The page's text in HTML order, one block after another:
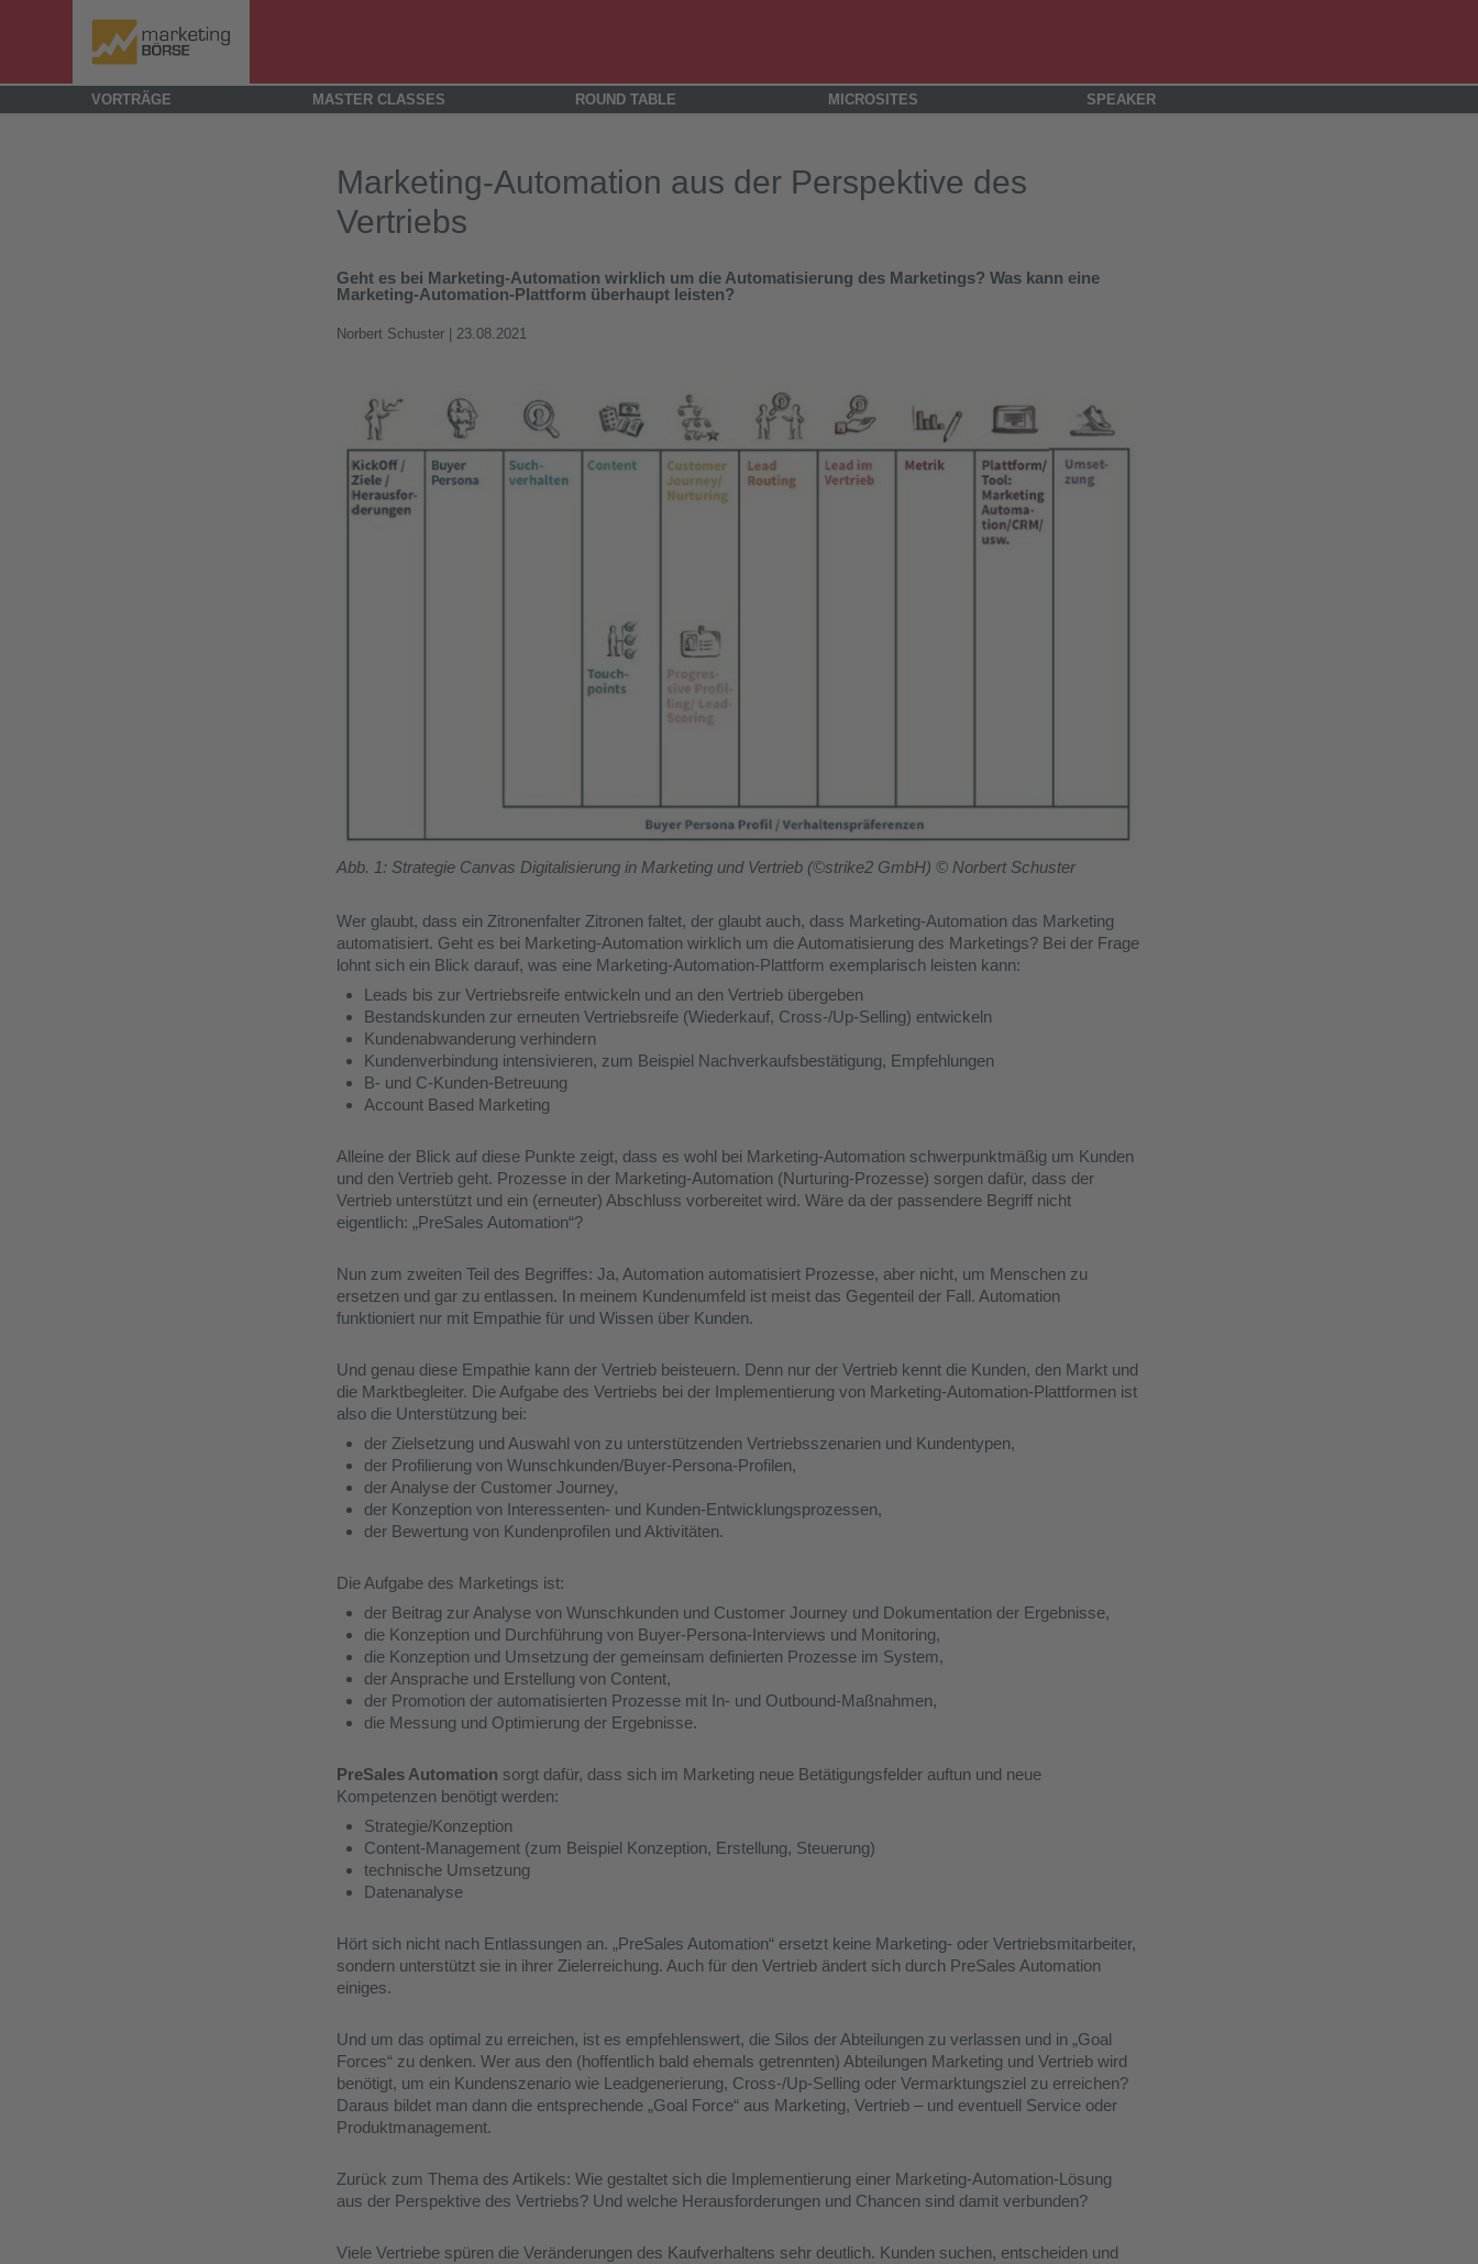
VORTRÄGE MASTER CLASSES ROUND TABLE MICROSITES SPEAKER
Marketing-Automation aus der Perspektive des
Vertriebs
Geht es bei Marketing-Automation wirklich um die Automatisierung des Marketings? Was kann eine
Marketing-Automation-Plattform überhaupt leisten?
Norbert Schuster | 23.08.2021
Abb. 1: Strategie Canvas Digitalisierung in Marketing und Vertrieb (©strike2 GmbH) © Norbert Schuster
Wer glaubt, dass ein Zitronenfalter Zitronen faltet, der glaubt auch, dass Marketing-Automation das Marketing
automatisiert. Geht es bei Marketing-Automation wirklich um die Automatisierung des Marketings? Bei der Frage
lohnt sich ein Blick darauf, was eine Marketing-Automation-Plattform exemplarisch leisten kann:
Leads bis zur Vertriebsreife entwickeln und an den Vertrieb übergeben
Bestandskunden zur erneuten Vertriebsreife (Wiederkauf, Cross-/Up-Selling) entwickeln
Kundenabwanderung verhindern
Kundenverbindung intensivieren, zum Beispiel Nachverkaufsbestätigung, Empfehlungen
B- und C-Kunden-Betreuung
Account Based Marketing
Alleine der Blick auf diese Punkte zeigt, dass es wohl bei Marketing-Automation schwerpunktmäßig um Kunden
und den Vertrieb geht. Prozesse in der Marketing-Automation (Nurturing-Prozesse) sorgen dafür, dass der
Vertrieb unterstützt und ein (erneuter) Abschluss vorbereitet wird. Wäre da der passendere Begriff nicht
eigentlich: „PreSales Automation“?
Nun zum zweiten Teil des Begriffes: Ja, Automation automatisiert Prozesse, aber nicht, um Menschen zu
ersetzen und gar zu entlassen. In meinem Kundenumfeld ist meist das Gegenteil der Fall. Automation
funktioniert nur mit Empathie für und Wissen über Kunden.
Und genau diese Empathie kann der Vertrieb beisteuern. Denn nur der Vertrieb kennt die Kunden, den Markt und
die Marktbegleiter. Die Aufgabe des Vertriebs bei der Implementierung von Marketing-Automation-Plattformen ist
also die Unterstützung bei:
der Zielsetzung und Auswahl von zu unterstützenden Vertriebsszenarien und Kundentypen,
der Profilierung von Wunschkunden/Buyer-Persona-Profilen,
der Analyse der Customer Journey,
der Konzeption von Interessenten- und Kunden-Entwicklungsprozessen,
der Bewertung von Kundenprofilen und Aktivitäten.
Die Aufgabe des Marketings ist:
der Beitrag zur Analyse von Wunschkunden und Customer Journey und Dokumentation der Ergebnisse,
die Konzeption und Durchführung von Buyer-Persona-Interviews und Monitoring,
die Konzeption und Umsetzung der gemeinsam definierten Prozesse im System,
der Ansprache und Erstellung von Content,
der Promotion der automatisierten Prozesse mit In- und Outbound-Maßnahmen,
die Messung und Optimierung der Ergebnisse.
PreSales Automation sorgt dafür, dass sich im Marketing neue Betätigungsfelder auftun und neue
Kompetenzen benötigt werden:
Strategie/Konzeption
Content-Management (zum Beispiel Konzeption, Erstellung, Steuerung)
technische Umsetzung
Datenanalyse
Hört sich nicht nach Entlassungen an. „PreSales Automation“ ersetzt keine Marketing- oder Vertriebsmitarbeiter,
sondern unterstützt sie in ihrer Zielerreichung. Auch für den Vertrieb ändert sich durch PreSales Automation
einiges.
Und um das optimal zu erreichen, ist es empfehlenswert, die Silos der Abteilungen zu verlassen und in „Goal
Forces“ zu denken. Wer aus den (hoffentlich bald ehemals getrennten) Abteilungen Marketing und Vertrieb wird
benötigt, um ein Kundenszenario wie Leadgenerierung, Cross-/Up-Selling oder Vermarktungsziel zu erreichen?
Daraus bildet man dann die entsprechende „Goal Force“ aus Marketing, Vertrieb – und eventuell Service oder
Produktmanagement.
Zurück zum Thema des Artikels: Wie gestaltet sich die Implementierung einer Marketing-Automation-Lösung
aus der Perspektive des Vertriebs? Und welche Herausforderungen und Chancen sind damit verbunden?
Viele Vertriebe spüren die Veränderungen des Kaufverhaltens sehr deutlich. Kunden suchen, entscheiden und